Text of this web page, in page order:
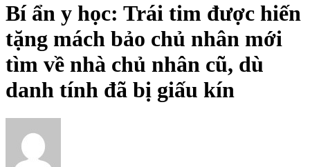
Bí ẩn y học: Trái tim được hiến
tặng mách bảo chủ nhân mới
tìm về nhà chủ nhân cũ, dù
danh tính đã bị giấu kín